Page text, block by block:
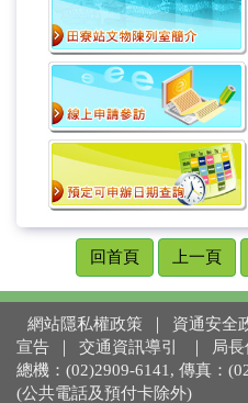
回首頁 上一頁
網站隱私權政策 資通安全
宣告
交通資訊導引 局
總機：(02)2909-6141, 傳真：
(公共電話及預付卡除外)